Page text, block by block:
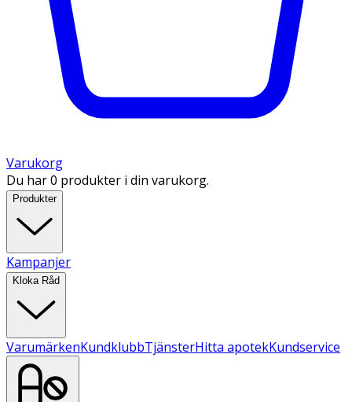
Varukorg
Du har 0 produkter i din varukorg.
Produkter
Kampanjer
Kloka Råd
VarumärkenKundklubbTjänsterHitta apotekKundservice